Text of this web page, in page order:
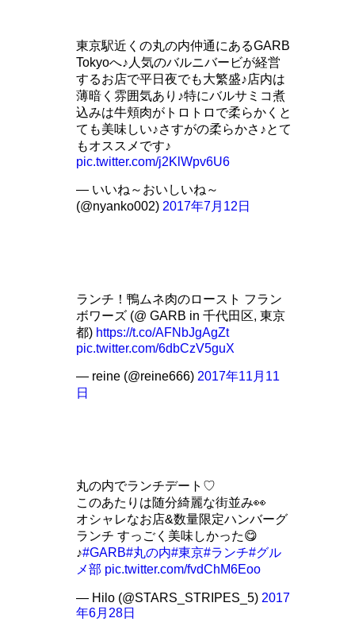
東京駅近くの丸の内仲通にあるGARB
Tokyoへ♪人気のバルニバービが経営
するお店で平日夜でも大繁盛♪店内は
薄暗く雰囲気あり♪特にバルサミコ煮
込みは牛頬肉がトロトロで柔らかくと
ても美味しい♪さすがの柔らかさ♪とて
もオススメです♪
pic.twitter.com/j2KlWpv6U6
— いいね～おいしいね～
(@nyanko002) 2017年7月12日
ランチ！鴨ムネ肉のロースト フラン
ボワーズ (@ GARB in 千代田区, 東京
都) https://t.co/AFNbJgAgZt
pic.twitter.com/6dbCzV5guX
— reine (@reine666) 2017年11月11
日
丸の内でランチデート♡
このあたりは随分綺麗な街並み👀
オシャレなお店&数量限定ハンバーグ
ランチ すっごく美味しかった😋
♪#GARB#丸の内#東京#ランチ#グル
メ部 pic.twitter.com/fvdChM6Eoo
— Hilo (@STARS_STRIPES_5) 2017
年6月28日